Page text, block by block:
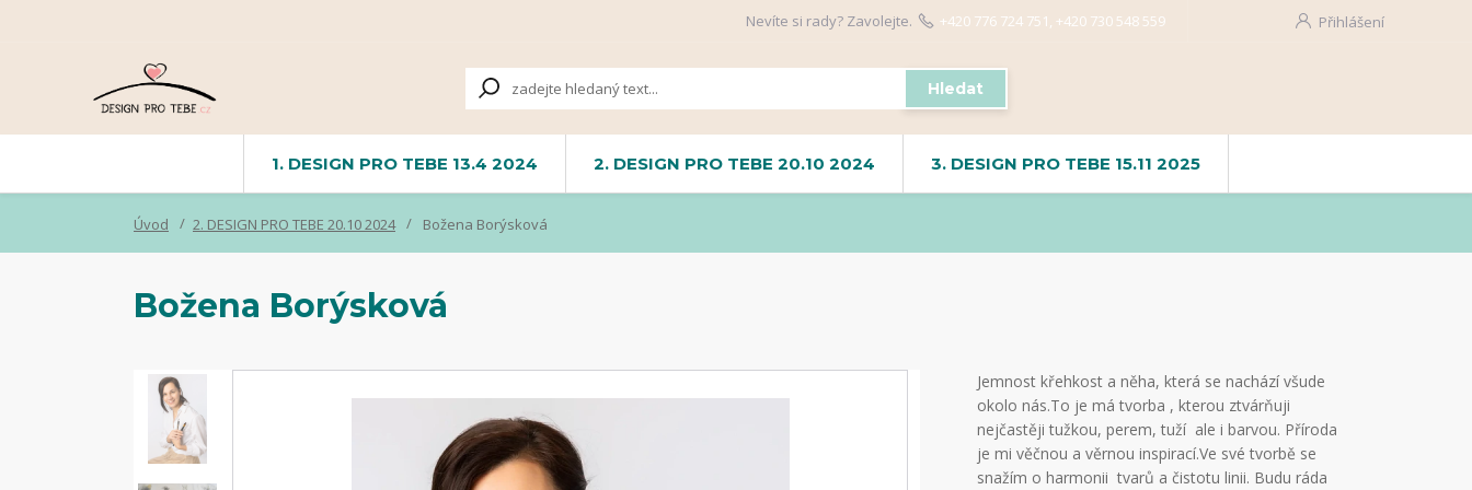
Přihlášení
Hledat
Nevíte si rady? Zavolejte. +420 776 724 751, +420 730 548 559
1. DESIGN PRO TEBE 13.4 2024 2. DESIGN PRO TEBE 20.10 2024 3. DESIGN PRO TEBE 15.11 2025
Úvod 2. DESIGN PRO TEBE 20.10 2024 Božena Borýsková
Božena Borýsková
Jemnost křehkost a něha, která se nachází všude
okolo nás.To je má tvorba , kterou ztvárňuji
nejčastěji tužkou, perem, tuží ale i barvou. Příroda
je mi věčnou a věrnou inspirací.Ve své tvorbě se
snažím o harmonii tvarů a čistotu linii. Budu ráda